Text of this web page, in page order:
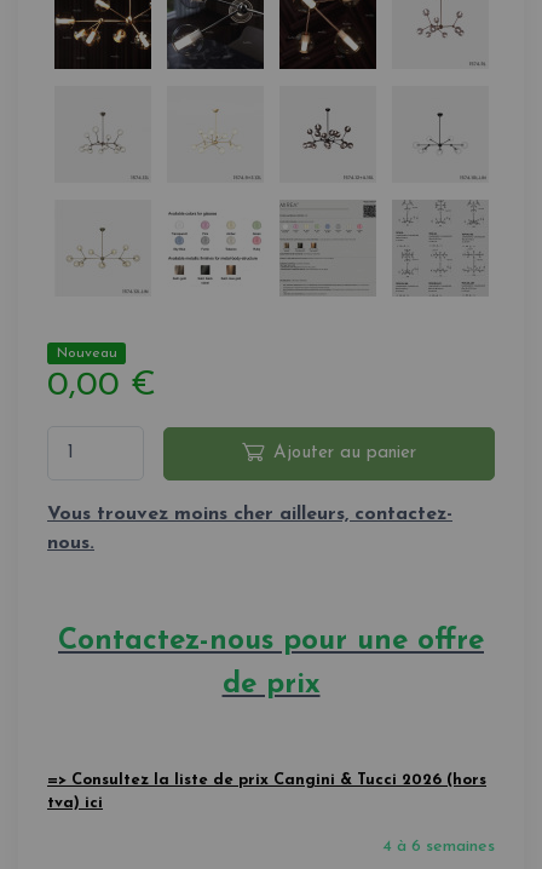
Nouveau
0,00 €
Ajouter au panier
Vous trouvez moins cher ailleurs, contactez-
nous.
Contactez-nous pour une offre
de prix
=> Consultez la liste de prix Cangini & Tucci 2026 (hors
tva) ici
4 à 6 semaines